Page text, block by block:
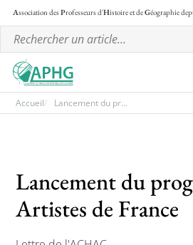
Association desProfesseurs d'Histoire et deGéographie
Les régionales
Les ateliers
Accueil Lancement du pr...
Lancement du
Artistes de France